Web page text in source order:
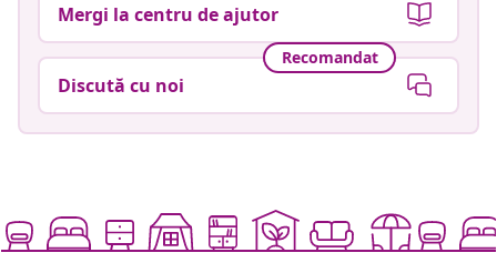
Mergi la centru de ajutor
Recomandat
Discută cu noi